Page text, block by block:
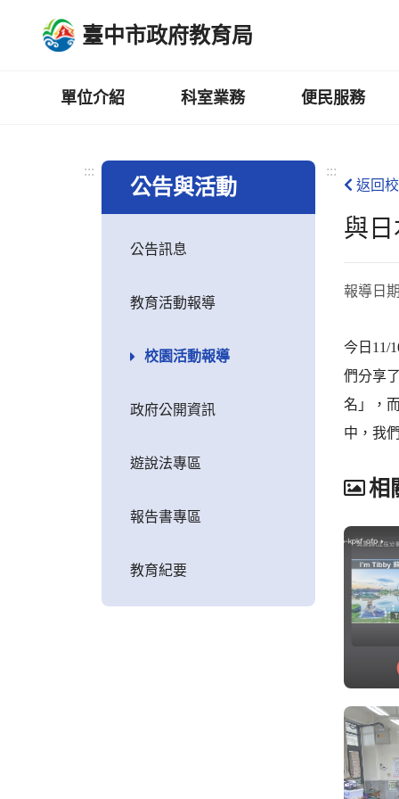
臺中市政府教育局
單位介紹 科室業務 便民服務
:::
公告與活動
公告訊息
教育活動報導
校園活動報導
政府公開資訊
遊說法專區
報告書專區
教育紀要
:::
返回
與
報導日
今日11/
們分享
名」，
中，我
相